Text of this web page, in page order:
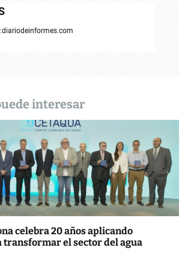
interesar
celebra 20 años aplicando
transformar el sector del agua